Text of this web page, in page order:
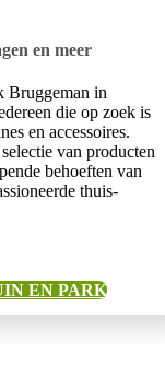
en meer
Bruggeman in
die op zoek is
en accessoires.
van producten
behoeften van
thuis-
EN PARK